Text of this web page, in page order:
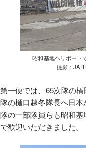
昭和基地ヘリポート
撮影：
第一便では、65次隊の
隊の樋口越冬隊長へ日
隊の一部隊員らも昭和
で歓迎いただきました。